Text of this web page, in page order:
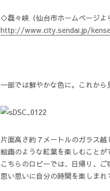
◇磊々峡（仙台市ホームページよ
http://www.city.sendai.jp/
一部では鮮やかな色に。これから
片面高さ約７メートルのガラス越
絵画のような紅葉を楽しむことが
こちらのロビーでは、日帰り、ご
思い思いに自分の時間を楽しまれ